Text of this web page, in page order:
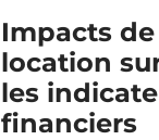
Impacts
location
les
financiers